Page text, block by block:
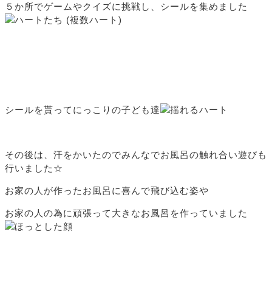
５か所でゲームやクイズに挑戦し、シールを集めました
シールを貰ってにっこりの子ども達
その後は、汗をかいたのでみんなでお風呂の触れ合い遊びも
行いました☆
お家の人が作ったお風呂に喜んで飛び込む姿や
お家の人の為に頑張って大きなお風呂を作っていました